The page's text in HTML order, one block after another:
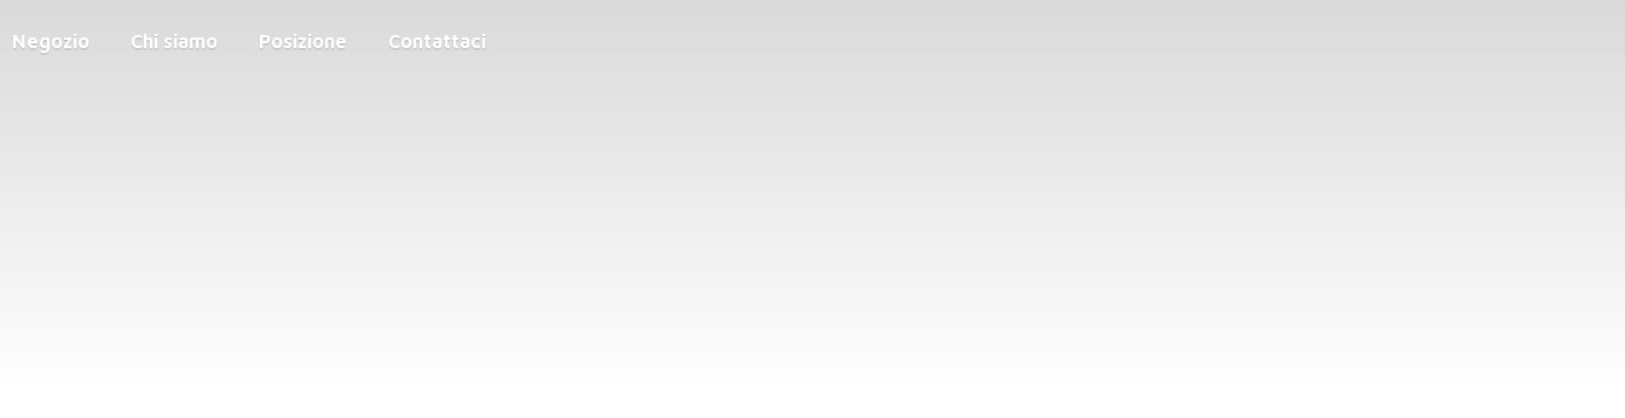
Negozio Chi siamo Posizione Contattaci